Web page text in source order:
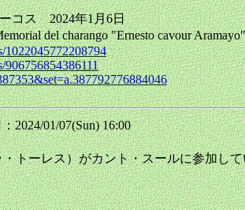
コス 2024年1月6日
del charango "Ernesto cavour
1022045772208794
2024/01/07(Sun) 16:00
・トーレス）がカント・スールに参加し